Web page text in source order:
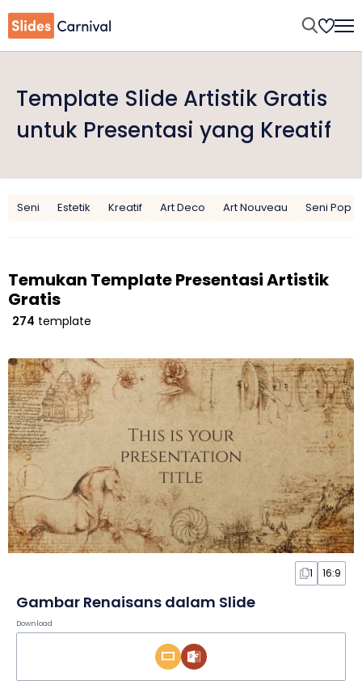
Template Slide Artistik Gratis
untuk Presentasi yang Kreatif
Seni Estetik Kreatif Art Deco Art Nouveau Seni Pop
Temukan Template Presentasi Artistik
Gratis
274 template
1 16:9
Gambar Renaisans dalam Slide
Download